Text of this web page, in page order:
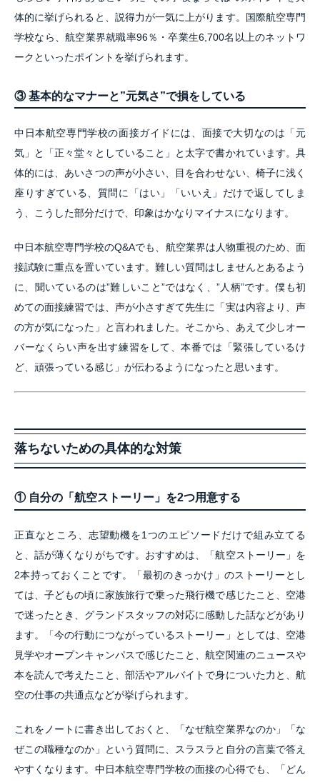
体的に挙げられると、説得力が一気に上がります。国際航空専門
学校なら、航空業界就職率96％・卒業生6,700名以上のネットワ
ークといったポイントを挙げられます。
③ 基本的なマナーと”元気さ”で損をしている
中日本航空専門学校の面接ガイドには、面接で大切なのは「元
気」と「正々堂々としていること」と太字で書かれています。具
体的には、あいさつの声が小さい、目を合わせない、椅子に浅く
座りすぎている、質問に「はい」「いいえ」だけで返してしま
う、こうした部分だけで、印象はかなりマイナスになります。
中日本航空専門学校のQ&Aでも、航空業界は人物重視のため、面
接試験に重点を置いています。難しい質問はしませんとあるよう
に、聞いているのは”難しいこと”ではなく、”人柄”です。僕も初
めての面接練習では、声が小さすぎて先生に「実は内容より、声
の方が気になった」と言われました。そこから、あえて少しオー
バーなくらい声を出す練習をして、本番では「緊張しているけ
ど、頑張っている感じ」が伝わるようになったと思います。
落ちないための具体的な対策
① 自分の「航空ストーリー」を2つ用意する
正直なところ、志望動機を1つのエピソードだけで組み立てる
と、話が薄くなりがちです。おすすめは、「航空ストーリー」を
2本持っておくことです。「最初のきっかけ」のストーリーとし
ては、子どもの頃に家族旅行で乗った飛行機で感じたこと、空港
で迷ったとき、グランドスタッフの対応に感動した話などがあり
ます。「今の行動につながっているストーリー」としては、空港
見学やオープンキャンパスで感じたこと、航空関連のニュースや
本を読んで考えたこと、部活やアルバイトで身についた力と、航
空の仕事の共通点などが挙げられます。
これをノートに書き出しておくと、「なぜ航空業界なのか」「な
ぜこの職種なのか」という質問に、スラスラと自分の言葉で答え
やすくなります。中日本航空専門学校の面接の心得でも、「どん